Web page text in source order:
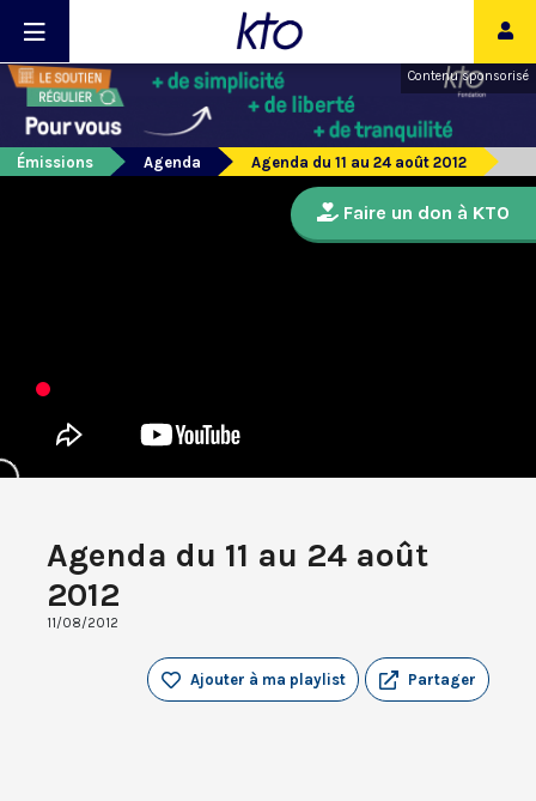
Contenu sponsorisé
Émissions Agenda Agenda du 11 au 24 août 2012
Agenda du 11 au 24 août
2012
11/08/2012
Partager
Ajouter à ma playlist
Faire un don à KTO